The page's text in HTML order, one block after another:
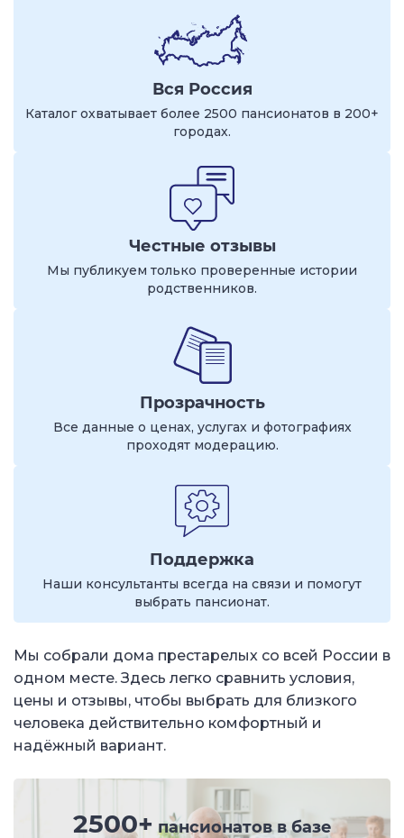
Вся Россия
Каталог охватывает более 2500 пансионатов в 200+
городах.
Честные отзывы
Мы публикуем только проверенные истории
родственников.
Прозрачность
Все данные о ценах, услугах и фотографиях
проходят модерацию.
Поддержка
Наши консультанты всегда на связи и помогут
выбрать пансионат.
Мы собрали дома престарелых со всей России в
одном месте. Здесь легко сравнить условия,
цены и отзывы, чтобы выбрать для близкого
человека действительно комфортный и
надёжный вариант.
2500+ пансионатов в базе